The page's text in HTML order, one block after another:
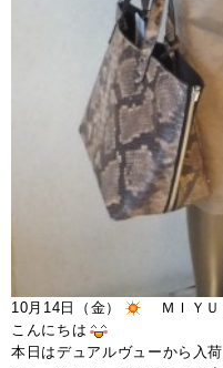
10月14日（金）
ＭＩＹＵ
こんにちは
本日はデュアルヴューから入